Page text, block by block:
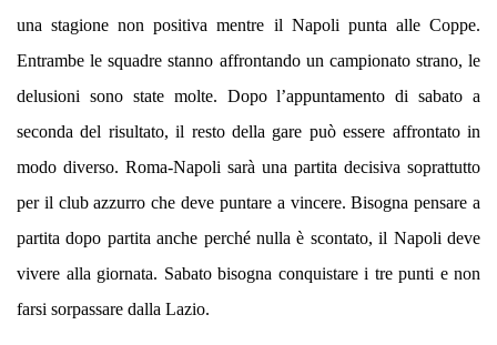
una stagione non positiva mentre il Napoli punta alle Coppe.
Entrambe le squadre stanno affrontando un campionato strano, le
delusioni sono state molte. Dopo l’appuntamento di sabato a
seconda del risultato, il resto della gare può essere affrontato in
modo diverso. Roma-Napoli sarà una partita decisiva soprattutto
per il club azzurro che deve puntare a vincere. Bisogna pensare a
partita dopo partita anche perché nulla è scontato, il Napoli deve
vivere alla giornata. Sabato bisogna conquistare i tre punti e non
farsi sorpassare dalla Lazio.